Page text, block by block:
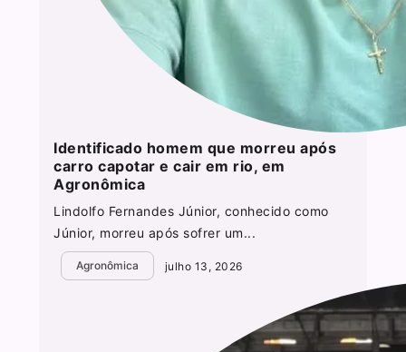
Identificado homem que morreu após
carro capotar e cair em rio, em
Agronômica
Lindolfo Fernandes Júnior, conhecido como
Júnior, morreu após sofrer um...
Agronômica julho 13, 2026